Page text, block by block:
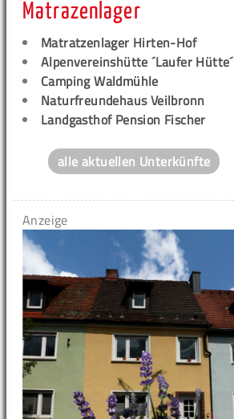
Matrazenlager
Matratzenlager Hirten-Hof
Alpenvereinshütte ´Laufer Hütte´
Camping Waldmühle
Naturfreundehaus Veilbronn
Landgasthof Pension Fischer
alle aktuellen Unterkünfte
Anzeige